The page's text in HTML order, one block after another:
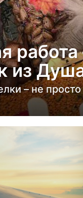
работа
из
– не